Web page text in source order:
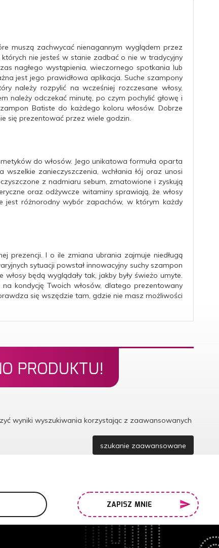
muszą zachwycać nienagannym wyglądem przez
których nie jesteś w stanie zadbać o nie w tradycyjny
nagłego wystąpienia, wieczornego spotkania lub
jest jego prawidłowa aplikacja. Suche szampony
należy rozpylić na wcześniej rozczesane włosy,
należy odczekać minutę, po czym pochylić głowę i
Batiste do każdego koloru włosów. Dobrze
się prezentować przez wiele godzin.
do włosów. Jego unikatowa formuła oparta
zanieczyszczenia, wchłania łój oraz unosi
z nadmiaru sebum, zmatowione i zyskują
oraz odżywcze witaminy sprawiają, że włosy
jest różnorodny wybór zapachów, w którym każdy
prezencji. I o ile zmiana ubrania zajmuje niedługą
sytuacji powstał innowacyjny suchy szampon
będą wyglądały tak, jakby były świeżo umyte.
kondycję Twoich włosów, dlatego prezentowany
się wszędzie tam, gdzie nie masz możliwości
PRODUKTU!
wyniki wyszukiwania korzystając z zaawansowanych
szukanie zaawansowane
ZAPISZ MNIE